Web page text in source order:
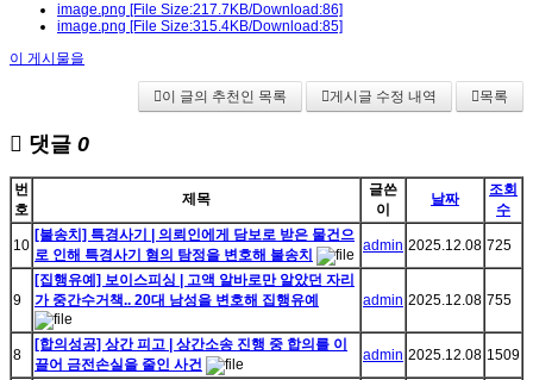
image.png [File Size:217.7KB/Download:86]
image.png [File Size:315.4KB/Download:85]
이 게시물을
이 글의 추천인 목록 게시글 수정 내역 목록
댓글 0
번
호
제목
글쓴
이
날짜
조회
수
10
[불송치] 특경사기 | 의뢰인에게 담보로 받은 물건으
로 인해 특경사기 혐의 탐정을 변호해 불송치
admin 2025.12.08 725
9
[집행유예] 보이스피싱 | 고액 알바로만 알았던 자리
가 중간수거책.. 20대 남성을 변호해 집행유예
admin 2025.12.08 755
8
[합의성공] 상간 피고 | 상간소송 진행 중 합의를 이
끌어 금전손실을 줄인 사건
admin 2025.12.08 1509